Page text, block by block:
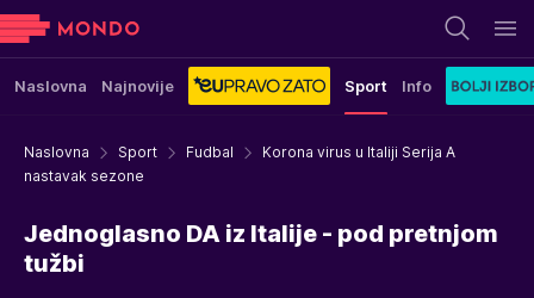
Naslovna Najnovije Sport Info
Naslovna Sport Fudbal
Korona virus u Italiji Serija A
nastavak sezone
Jednoglasno DA iz Italije - pod pretnjom
tužbi